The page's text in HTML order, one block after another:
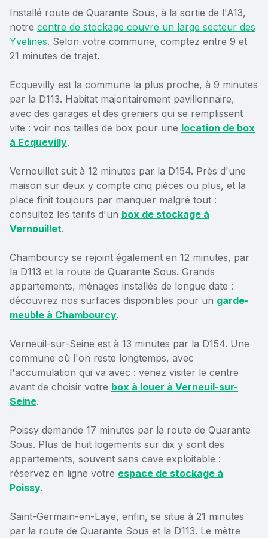
Installé route de Quarante Sous, à la sortie de l'A13,
notre centre de stockage couvre un large secteur des
Yvelines. Selon votre commune, comptez entre 9 et
21 minutes de trajet.
Ecquevilly est la commune la plus proche, à 9 minutes
par la D113. Habitat majoritairement pavillonnaire,
avec des garages et des greniers qui se remplissent
vite : voir nos tailles de box pour une location de box
à Ecquevilly.
Vernouillet suit à 12 minutes par la D154. Près d'une
maison sur deux y compte cinq pièces ou plus, et la
place finit toujours par manquer malgré tout :
consultez les tarifs d'un box de stockage à
Vernouillet.
Chambourcy se rejoint également en 12 minutes, par
la D113 et la route de Quarante Sous. Grands
appartements, ménages installés de longue date :
découvrez nos surfaces disponibles pour un garde-
meuble à Chambourcy.
Verneuil-sur-Seine est à 13 minutes par la D154. Une
commune où l'on reste longtemps, avec
l'accumulation qui va avec : venez visiter le centre
avant de choisir votre box à louer à Verneuil-sur-
Seine.
Poissy demande 17 minutes par la route de Quarante
Sous. Plus de huit logements sur dix y sont des
appartements, souvent sans cave exploitable :
réservez en ligne votre espace de stockage à
Poissy.
Saint-Germain-en-Laye, enfin, se situe à 21 minutes
par la route de Quarante Sous et la D113. Le mètre